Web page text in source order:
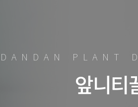
앞니티
DANDAN PLANT